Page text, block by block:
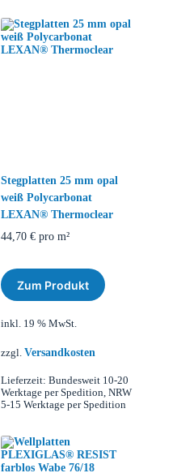
Stegplatten 25 mm opal
weiß Polycarbonat
LEXAN® Thermoclear
44,70 €pro m²
Zum Produkt
inkl. 19 % MwSt.
zzgl. Versandkosten
Lieferzeit: Bundesweit 10-20
Werktage per Spedition, NRW
5-15 Werktage per Spedition